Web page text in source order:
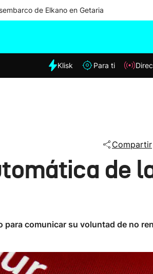
de Elkano en Getaria
Klisk Para ti
Compartir
de
para comunicar su voluntad de no